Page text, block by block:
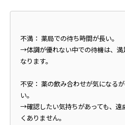
不満： 薬局での待ち時間が長い。
→体調が優れない中での待機は、
なります。
不安： 薬の飲み合わせが気になる
い。
→確認したい気持ちがあっても、遠
くありません。